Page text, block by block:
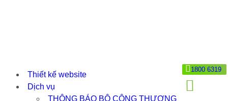
Thiết kế website
Dịch vụ
THÔNG BÁO BỘ CÔNG THƯƠNG
1800 6319